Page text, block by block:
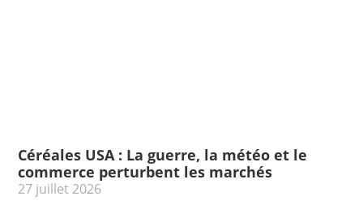
Céréales USA : La guerre, la météo et le
commerce perturbent les marchés
27 juillet 2026